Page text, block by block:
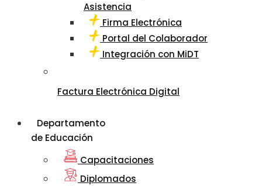
Asistencia
Firma Electrónica
Portal del Colaborador
Integración con MiDT
Factura Electrónica Digital
Departamento
de Educación
Capacitaciones
Diplomados